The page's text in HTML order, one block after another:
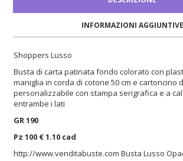
INFORMAZIONI AGGIUNTIVE
Shoppers Lusso
Busta di carta patinata fondo colorato con
maniglia in corda di cotone 50 cm e cartoncino
personalizzabile con stampa serigrafica e a
entrambe i lati
GR 190
Pz 100 € 1.10 cad
http://www.venditabuste.com Busta Lusso